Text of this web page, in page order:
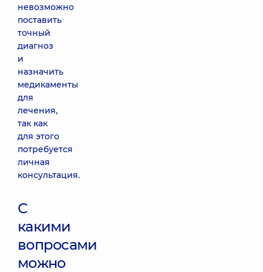
невозможно
поставить
точный
диагноз
и
назначить
медикаменты
для
лечения,
так как
для этого
потребуется
личная
консультация.
С
какими
вопросами
можно